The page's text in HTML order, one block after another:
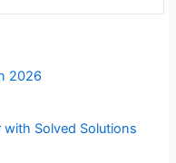
2026
with Solved Solutions